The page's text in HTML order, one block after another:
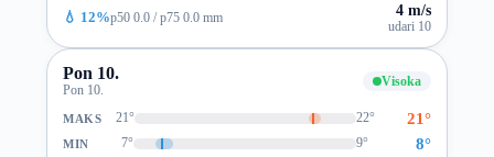
💧 12%p50 0.0 / p75 0.0 mm 4 m/s
udari 10
Pon 10.
Pon 10.
Visoka
MAKS 21° 22° 21°
MIN 7° 9° 8°